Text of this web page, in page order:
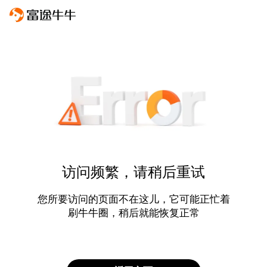
访问频繁，请稍后重试
您所要访问的页面不在这儿，它可能正忙着
刷牛牛圈，稍后就能恢复正常